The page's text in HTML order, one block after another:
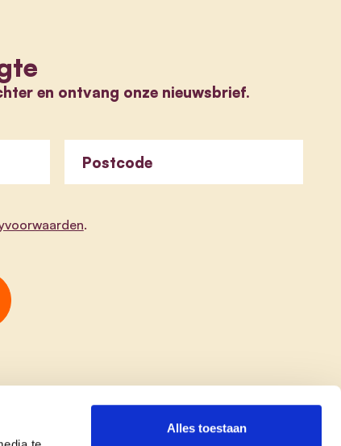
Alles toestaan
en ontvang onze nieuwsbrief.
Postcode
.